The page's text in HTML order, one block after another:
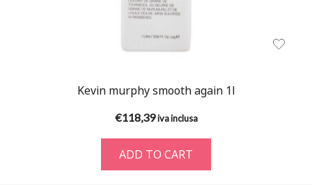
Kevin murphy smooth again 1l
€118,39 iva inclusa
ADD TO CART